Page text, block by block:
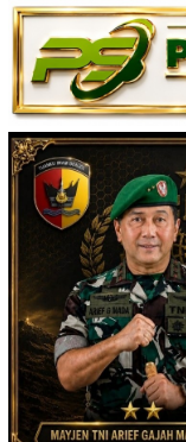
Loncat
ke
konten